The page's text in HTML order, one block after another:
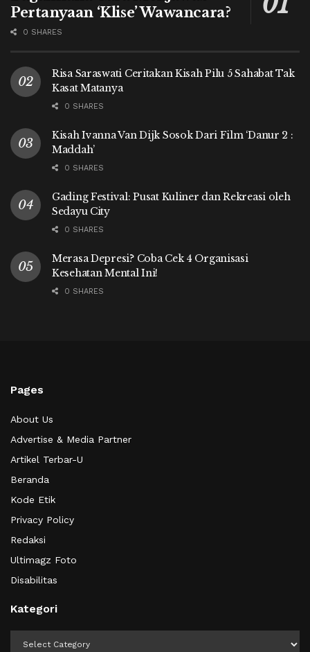
Pertanyaan ‘Klise’ Wawancara?
0 SHARES
Risa Saraswati Ceritakan Kisah Pilu 5 Sahabat Tak
Kasat Matanya
0 SHARES
Kisah Ivanna Van Dijk Sosok Dari Film ‘Danur 2 :
Maddah’
0 SHARES
Gading Festival: Pusat Kuliner dan Rekreasi oleh
Sedayu City
0 SHARES
Merasa Depresi? Coba Cek 4 Organisasi
Kesehatan Mental Ini!
0 SHARES
Pages
About Us
Advertise & Media Partner
Artikel Terbar-U
Beranda
Kode Etik
Privacy Policy
Redaksi
Ultimagz Foto
Disabilitas
Kategori